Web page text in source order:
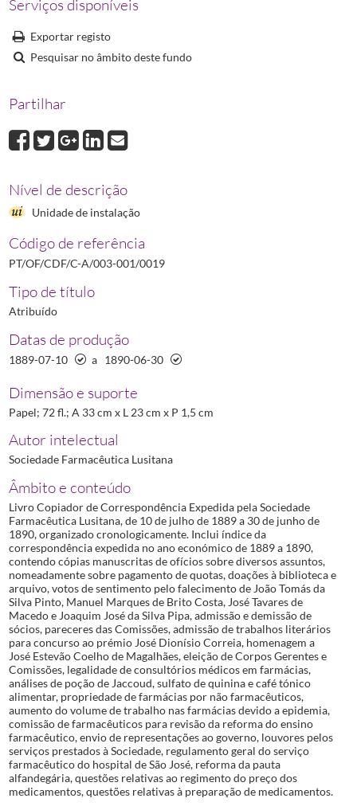
0020Livro Copiador de Correspondência Expedida da Sociedade
0022 Livro Copiador de Correspondência Expedida da Sociedade
0023
Livro Copiador de Correspondência Expedida da Sociedade
(...)
Serviços disponíveis
Exportar registo
Pesquisar no âmbito deste fundo
Partilhar
Nível de descrição
Unidade de instalação
Código de referência
PT/OF/CDF/C-A/003-001/0019
Tipo de título
Atribuído
Datas de produção
1889-07-10 a 1890-06-30
Dimensão e suporte
Papel; 72 fl.; A 33 cm x L 23 cm x P 1,5 cm
Autor intelectual
Sociedade Farmacêutica Lusitana
Âmbito e conteúdo
Livro Copiador de Correspondência Expedida pela Sociedade
Farmacêutica Lusitana, de 10 de julho de 1889 a 30 de junho de
1890, organizado cronologicamente. Inclui índice da
correspondência expedida no ano económico de 1889 a 1890,
contendo cópias manuscritas de ofícios sobre diversos assuntos,
nomeadamente sobre pagamento de quotas, doações à biblioteca e
arquivo, votos de sentimento pelo falecimento de João Tomás da
Silva Pinto, Manuel Marques de Brito Costa, José Tavares de
Macedo e Joaquim José da Silva Pipa, admissão e demissão de
sócios, pareceres das Comissões, admissão de trabalhos literários
para concurso ao prémio José Dionísio Correia, homenagem a
José Estevão Coelho de Magalhães, eleição de Corpos Gerentes e
Comissões, legalidade de consultórios médicos em farmácias,
análises de poção de Jaccoud, sulfato de quinina e café tónico
alimentar, propriedade de farmácias por não farmacêuticos,
aumento do volume de trabalho nas farmácias devido a epidemia,
comissão de farmacêuticos para revisão da reforma do ensino
farmacêutico, envio de representações ao governo, louvores pelos
serviços prestados à Sociedade, regulamento geral do serviço
farmacêutico do hospital de São José, reforma da pauta
alfandegária, questões relativas ao regimento do preço dos
medicamentos, questões relativas à preparação de medicamentos.